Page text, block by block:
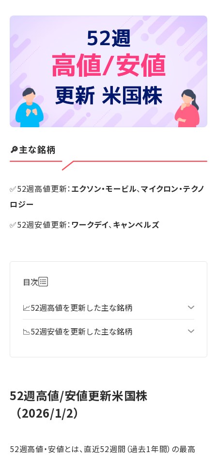
🔎主な銘柄
✅52週高値更新：エクソン・モービル、マイクロン・テクノ
ロジー
✅52週安値更新：ワークデイ、キャンベルズ
目次
📈52週高値を更新した主な銘柄
📉52週安値を更新した主な銘柄
52週高値/安値更新米国株
（2026/1/2）
52週高値・安値とは、直近52週間（過去1年間）の最高